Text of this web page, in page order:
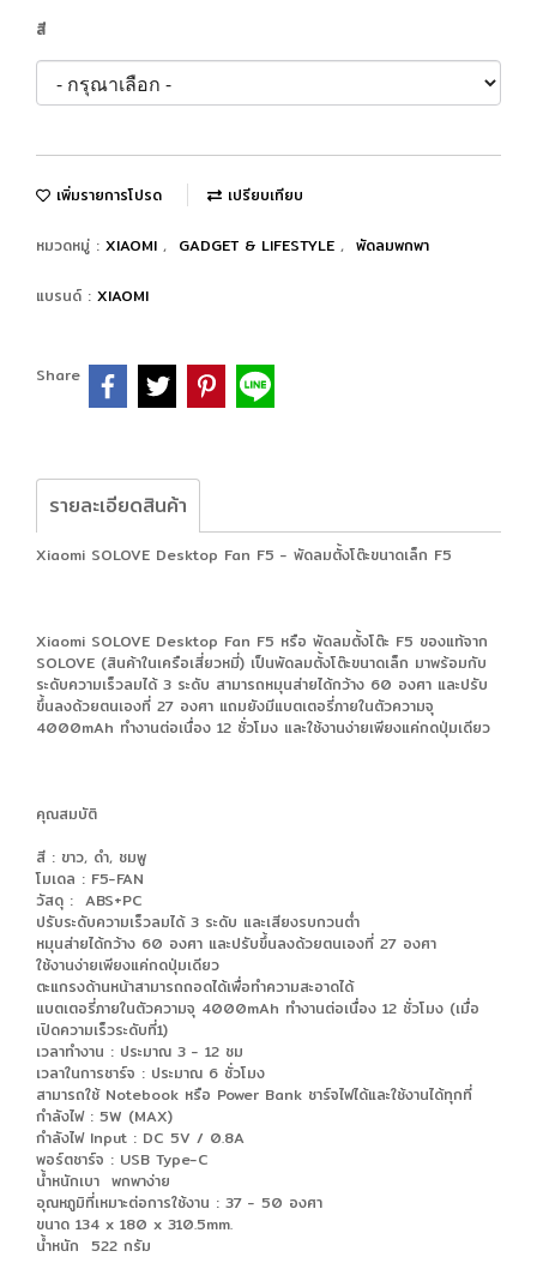
สี
เพิ่มรายการโปรด เปรียบเทียบ
หมวดหมู่ : XIAOMI , GADGET & LIFESTYLE , พัดลมพกพา
แบรนด์ : XIAOMI
Share
รายละเอียดสินค้า
Xiaomi SOLOVE Desktop Fan F5 - พัดลมตั้งโต๊ะขนาดเล็ก F5
Xiaomi SOLOVE Desktop Fan F5 หรือ พัดลมตั้งโต๊ะ F5 ของแท้จาก
SOLOVE (สินค้าในเครือเสี่ยวหมี่) เป็นพัดลมตั้งโต๊ะขนาดเล็ก มาพร้อมกับ
ระดับความเร็วลมได้ 3 ระดับ สามารถหมุนส่ายได้กว้าง 60 องศา และปรับ
ขึ้นลงด้วยตนเองที่ 27 องศา แถมยังมีแบตเตอรี่ภายในตัวความจุ
4000mAh ทำงานต่อเนื่อง 12 ชั่วโมง และใช้งานง่ายเพียงแค่กดปุ่มเดียว
คุณสมบัติ
สี : ขาว, ดำ, ชมพู
โมเดล : F5-FAN
วัสดุ : ABS+PC
ปรับระดับความเร็วลมได้ 3 ระดับ และเสียงรบกวนต่ำ
หมุนส่ายได้กว้าง 60 องศา และปรับขึ้นลงด้วยตนเองที่ 27 องศา
ใช้งานง่ายเพียงแค่กดปุ่มเดียว
ตะแกรงด้านหน้าสามารถถอดได้เพื่อทำความสะอาดได้
แบตเตอรี่ภายในตัวความจุ 4000mAh ทำงานต่อเนื่อง 12 ชั่วโมง (เมื่อ
เปิดความเร็วระดับที่1)
เวลาทำงาน : ประมาณ 3 - 12 ชม
เวลาในการชาร์จ : ประมาณ 6 ชั่วโมง
สามารถใช้ Notebook หรือ Power Bank ชาร์จไฟได้และใช้งานได้ทุกที่
กำลังไฟ : 5W (MAX)
กำลังไฟ Input : DC 5V / 0.8A
พอร์ตชาร์จ : USB Type-C
น้ำหนักเบา พกพาง่าย
อุณหภูมิที่เหมาะต่อการใช้งาน : 37 - 50 องศา
ขนาด 134 x 180 x 310.5mm.
น้ำหนัก 522 กรัม